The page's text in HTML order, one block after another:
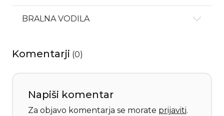
BRALNA VODILA
Komentarji (0)
Napiši komentar
Za objavo komentarja se morate prijaviti.